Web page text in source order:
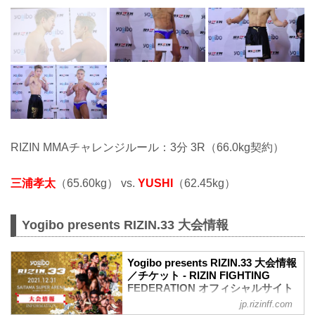
RIZIN MMAチャレンジルール：3分 3R（66.0kg契約）
三浦孝太 （65.60kg） vs. YUSHI （62.45kg）
Yogibo presents RIZIN.33 大会情報
Yogibo presents RIZIN.33 大会情報
／チケット - RIZIN FIGHTING
FEDERATION オフィシャルサイト
jp.rizinff.com